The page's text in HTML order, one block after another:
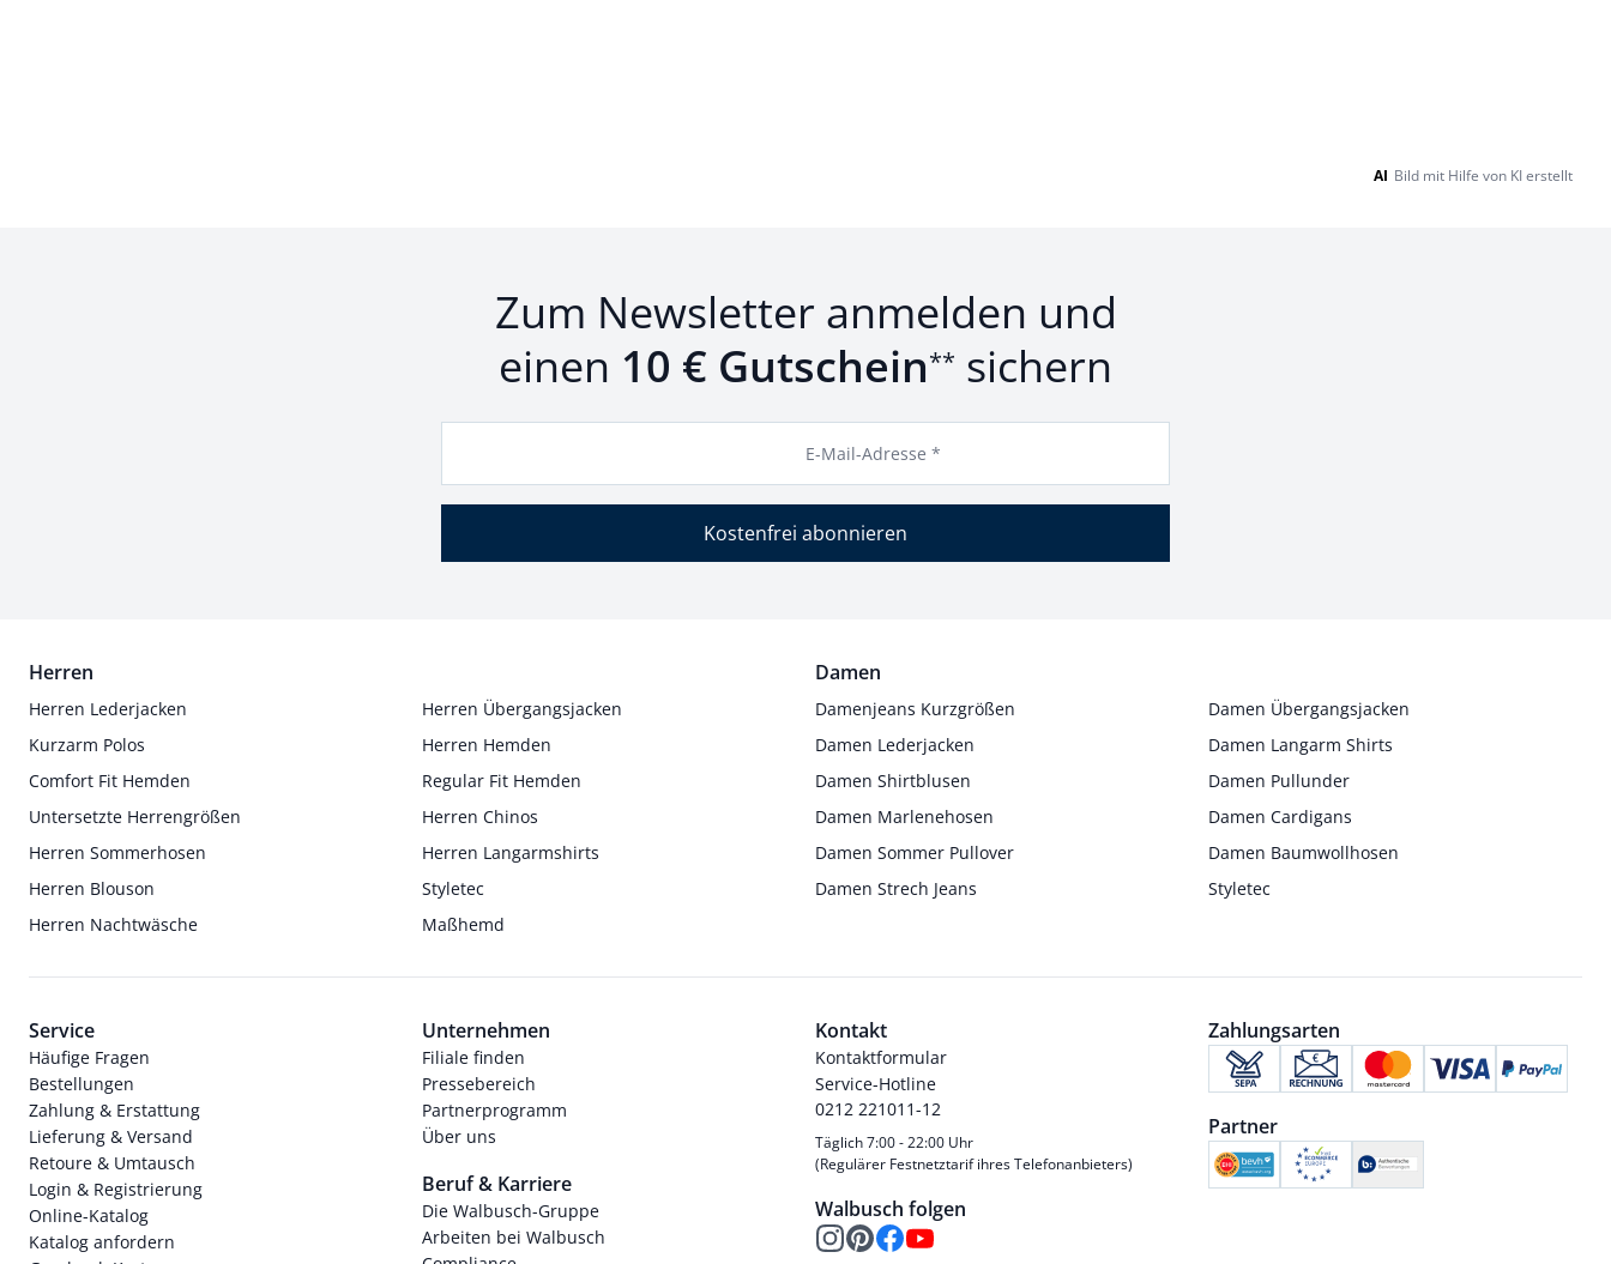
AI Bild mit Hilfe von KI erstellt
Zum Newsletter anmelden und
einen 10 € Gutschein** sichern
E-Mail-Adresse *
Kostenfrei abonnieren
Herren
Herren Lederjacken
Herren Übergangsjacken
Kurzarm Polos
Herren Hemden
Comfort Fit Hemden
Regular Fit Hemden
Untersetzte Herrengrößen
Herren Chinos
Herren Sommerhosen
Herren Langarmshirts
Herren Blouson
Styletec
Herren Nachtwäsche
Maßhemd
Damen
Damenjeans Kurzgrößen
Damen Übergangsjacken
Damen Lederjacken
Damen Langarm Shirts
Damen Shirtblusen
Damen Pullunder
Damen Marlenehosen
Damen Cardigans
Damen Sommer Pullover
Damen Baumwollhosen
Damen Strech Jeans
Styletec
Service
Häufige Fragen
Bestellungen
Zahlung & Erstattung
Lieferung & Versand
Retoure & Umtausch
Login & Registrierung
Online-Katalog
Katalog anfordern
Unternehmen
Filiale finden
Pressebereich
Partnerprogramm
Über uns
Beruf & Karriere
Die Walbusch-Gruppe
Arbeiten bei Walbusch
Kontakt
Kontaktformular
Service-Hotline
0212 221011-12
Täglich 7:00 - 22:00 Uhr
(Regulärer Festnetztarif ihres Telefonanbieters)
Walbusch folgen
Zahlungsarten
Partner